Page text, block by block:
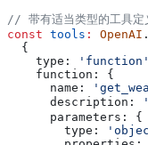
// 带有适当类型的工具定
const tools : OpenAI .
  {
    type:
'function'
    function:
{
      name:
      description:
'
      parameters:
{
        type: